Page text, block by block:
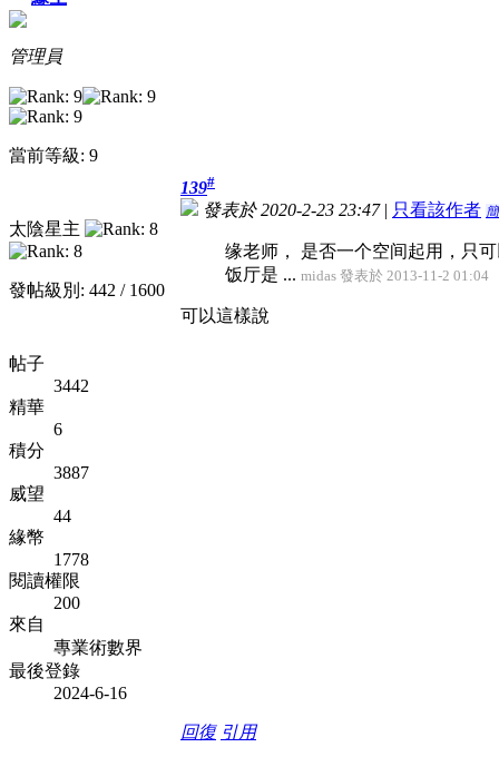
管理員
當前等級: 9
太陰星主
發帖級別: 442 / 1600
帖子
3442
精華
6
積分
3887
威望
44
緣幣
1778
閱讀權限
200
來自
專業術數界
最後登錄
2024-6-16
139#
發表於 2020-2-23 23:47| 只看該作者
缘老师， 是否一个空间起用，只
饭厅是 ... midas 發表於 2013-11-2 01:04
可以這樣說
回復 引用